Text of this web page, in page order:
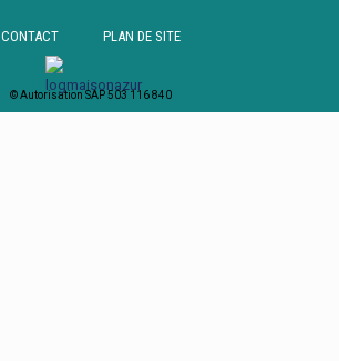
CONTACT PLAN DE SITE
© Autorisation SAP 503 116 840